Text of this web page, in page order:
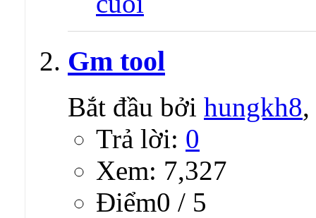
Gm tool
Bắt đầu bởi hungkh8
Trả lời: 0
Xem: 7,327
Ðiểm0 / 5